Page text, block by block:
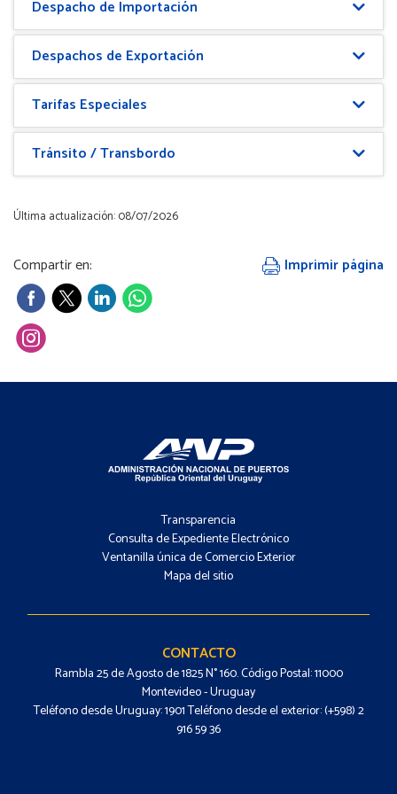
Despacho de Importación
Despachos de Exportación
Tarifas Especiales
Tránsito / Transbordo
Última actualización: 08/07/2026
Compartir en: Imprimir página
-
Menú
Transparencia
Consulta de Expediente Electrónico
Ventanilla única de Comercio Exterior
Mapa del sitio
-
Contacto
CONTACTO
Rambla 25 de Agosto de 1825 N° 160. Código Postal: 11000
Montevideo - Uruguay
Teléfono desde Uruguay: 1901 Teléfono desde el exterior: (+598) 2
916 59 36